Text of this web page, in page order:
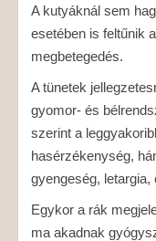
A kutyáknál sem
esetében is feltűnik
megbetegedés.
A tünetek
gyomor- és
szerint a
hasérzékenység,
gyengeség, letargia,
Egykor a rák
ma akadnak